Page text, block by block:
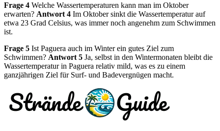
Frage 4 Welche Wassertemperaturen kann man im Oktober
erwarten? Antwort 4 Im Oktober sinkt die Wassertemperatur auf
etwa 23 Grad Celsius, was immer noch angenehm zum Schwimmen
ist.
Frage 5 Ist Paguera auch im Winter ein gutes Ziel zum
Schwimmen? Antwort 5 Ja, selbst in den Wintermonaten bleibt die
Wassertemperatur in Paguera relativ mild, was es zu einem
ganzjährigen Ziel für Surf- und Badevergnügen macht.